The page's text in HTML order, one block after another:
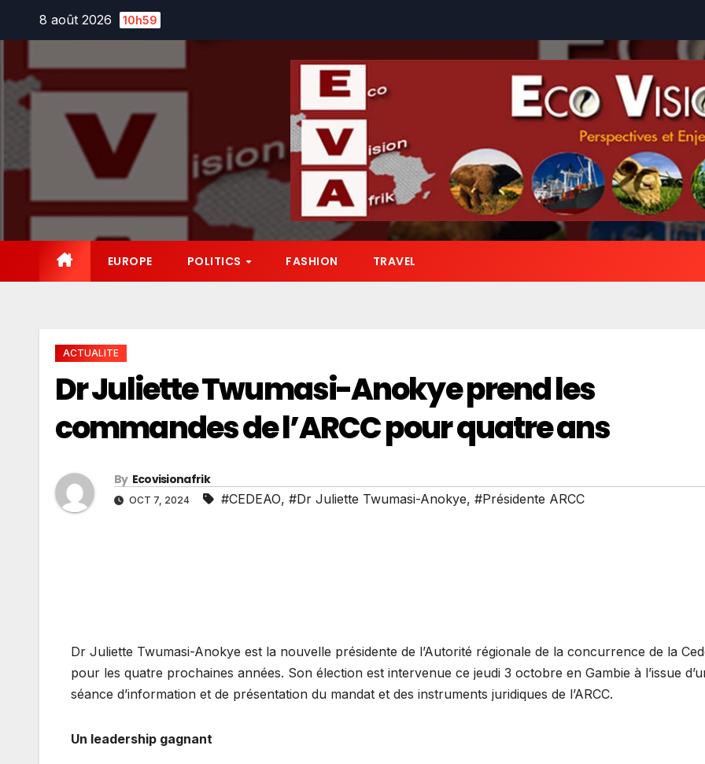
8 août 2026 10h59
EUROPE POLITICS FASHION TRAVEL
ACTUALITE
Dr Juliette Twumasi-Anokye prend les
commandes de l’ARCC pour quatre ans
By Ecovisionafrik
OCT 7, 2024 #CEDEAO, #Dr Juliette Twumasi-Anokye, #Présidente ARCC
Dr Juliette Twumasi-Anokye est la nouvelle présidente de l’Autorité régionale de la concurrence de la
pour les quatre prochaines années. Son élection est intervenue ce jeudi 3 octobre en Gambie à l’issue
séance d’information et de présentation du mandat et des instruments juridiques de l’ARCC.
Un leadership gagnant